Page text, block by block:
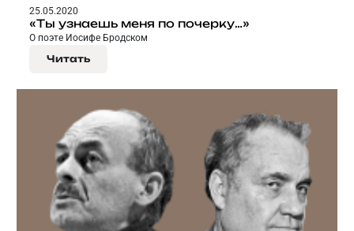
25.05.2020
«Ты узнаешь меня по почерку…»
О поэте Иосифе Бродском
Читать